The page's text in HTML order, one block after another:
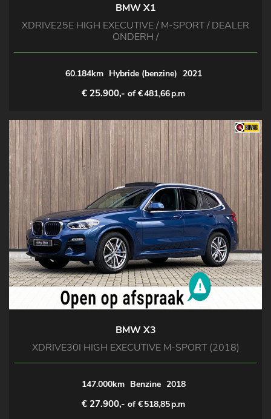
BMW X1
XDRIVE25E HIGH EXECUTIVE / M-SPORT / DEALER
ONDERH /
60.184km Hybride (benzine) 2021
€ 25.900,- of €481,66p.m
BMW X3
XDRIVE30I HIGH EXECUTIVE M-SPORT (2018)
147.000km Benzine 2018
€ 27.900,- of €518,85p.m